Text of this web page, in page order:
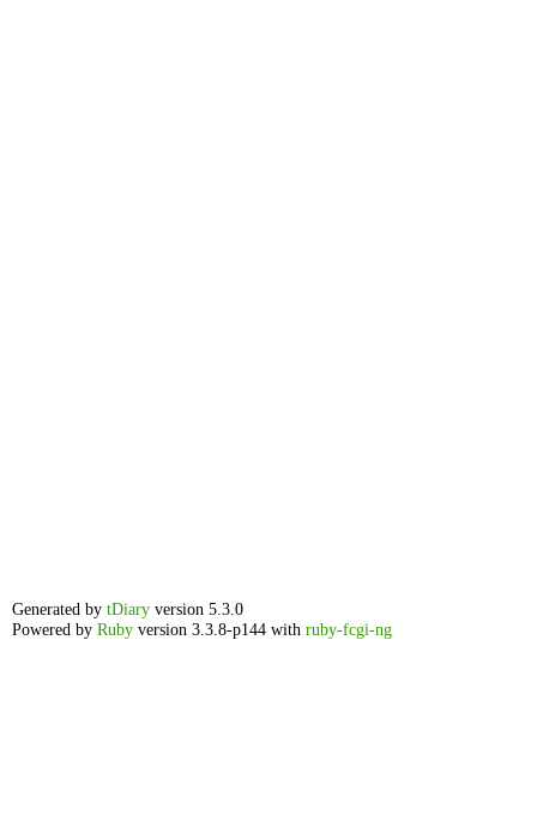
Generated by tDiary version 5.3.0
Powered by Ruby version 3.3.8-p144 with ruby-fcgi-ng